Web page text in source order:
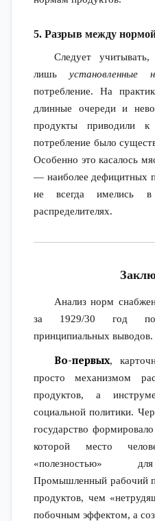
5. Разрыв между
Следует
лишь установленные
потребление. На
длинные очереди и
продукты приводили к
потребление было
Особенно это касалось
— наиболее дефицитных
не всегда имелись
распределителях.
Анализ норм
за 1929/30 год
принципиальных выводов.
Во-первых,
просто механизмом
продуктов, а
социальной политики.
государство
которой место
«полезностью»
Промышленный рабочий
продуктов, чем
побочным эффектом, а